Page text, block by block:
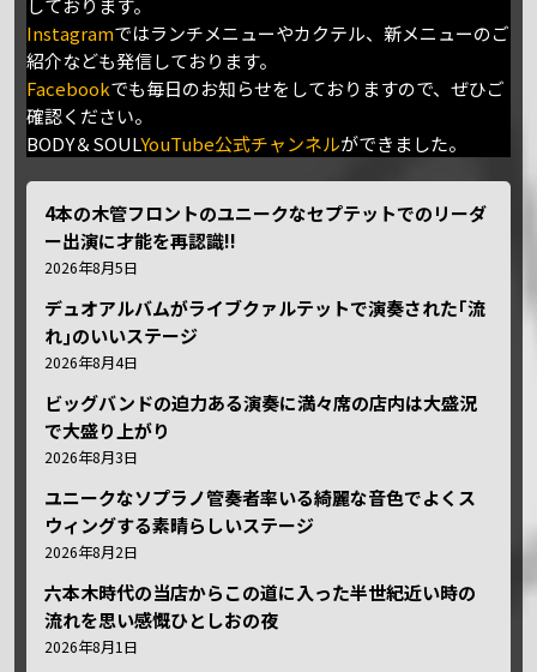
しております。
Instagramではランチメニューやカクテル、新メニューのご
紹介なども発信しております。
Facebookでも毎日のお知らせをしておりますので、ぜひご
確認ください。
BODY＆SOULYouTube公式チャンネルができました。
4本の木管フロントのユニークなセプテットでのリーダ
ー出演に才能を再認識!!
2026年8月5日
デュオアルバムがライブクァルテットで演奏された｢流
れ｣のいいステージ
2026年8月4日
ビッグバンドの迫力ある演奏に満々席の店内は大盛況
で大盛り上がり
2026年8月3日
ユニークなソプラノ管奏者率いる綺麗な音色でよくス
ウィングする素晴らしいステージ
2026年8月2日
六本木時代の当店からこの道に入った半世紀近い時の
流れを思い感慨ひとしおの夜
2026年8月1日